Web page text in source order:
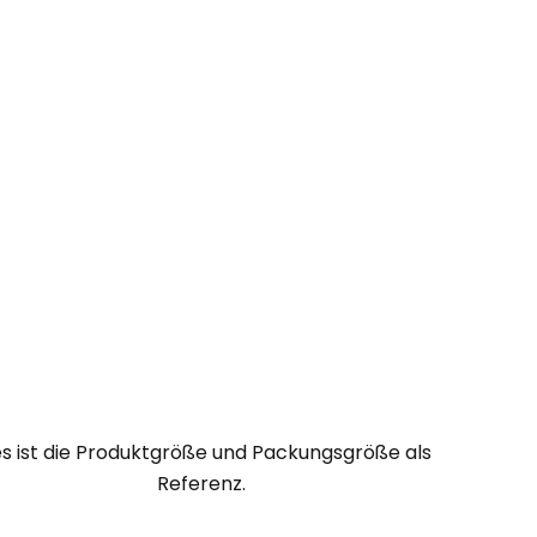
ist die Produktgröße und Packungsgröße als
Referenz.